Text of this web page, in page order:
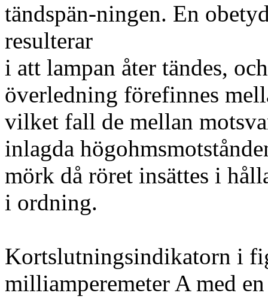
tändspän-ningen. En
resulterar
i att lampan åter tändes,
överledning förefinnes
vilket fall de mellan
inlagda
mörk då röret insättes i
i ordning.
Kortslutningsindikatorn i
milliamperemeter A med